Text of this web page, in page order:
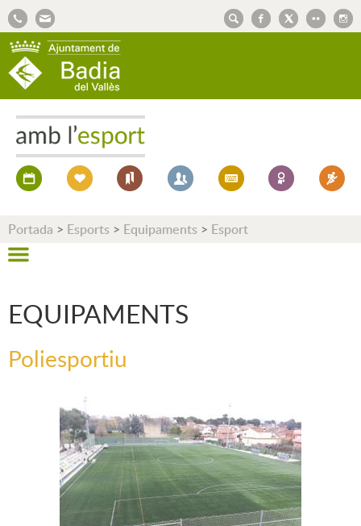
Portada > Esports > Equipaments > Esport
EQUIPAMENTS
Poliesportiu